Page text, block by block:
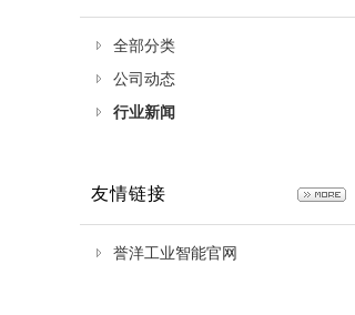
全部分类
公司动态
行业新闻
友情链接
誉洋工业智能官网